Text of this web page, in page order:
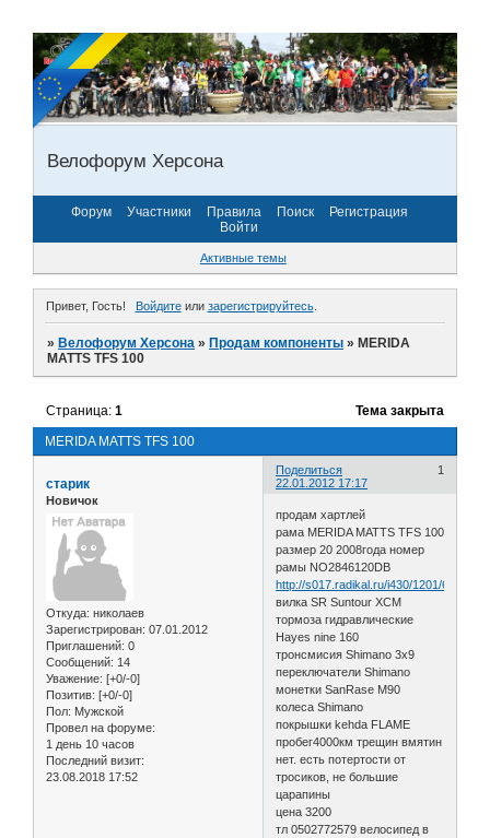
Велофорум Херсона
Форум Участники Правила Поиск
Регистрация
Войти
Активные темы
Привет, Гость! Войдитеили зарегистрируйтесь.
»Велофорум Херсона »Продам компоненты »MERIDA
МАТТS TFS 100
MERIDA МАТТS TFS 100
Страница:1 Тема закрыта
Поделиться
1
22.01.2012 17:17
старик
Новичок
Откуда: николаев
Зарегистрирован: 07.01.2012
Приглашений: 0
Сообщений: 14
Уважение: [+0/-0]
Позитив: [+0/-0]
Пол: Мужской
Провел на форуме:
1 день 10 часов
Последний визит:
23.08.2018 17:52
продам хартлей
рама MERIDA МАТТS TFS 100
размер 20 2008года номер
рамы NO2846120DB
http://s017.radikal.ru/i430/1201/67/
вилка SR Suntour XCM
тормоза гидравлические
Hayes nine 160
тронсмисия Shimano 3х9
переключатели Shimano
монетки SanRasе M90
колеса Shimano
покрышки kehda FLAME
пробег4000км трещин вмятин
нет. есть потертости от
тросиков, не большие
царапины
цена 3200
тл 0502772579 велосипед в